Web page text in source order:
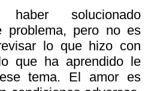
solucionado
problema, pero no es
lo que hizo con
que ha aprendido le
tema. El amor es